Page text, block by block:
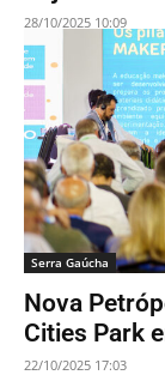
28/10/2025 10:09
Serra Gaúcha
Nova
Cities Park
22/10/2025 17:03